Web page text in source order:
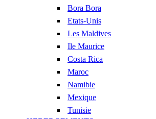
Bora Bora
Etats-Unis
Les Maldives
Ile Maurice
Costa Rica
Maroc
Namibie
Mexique
Tunisie